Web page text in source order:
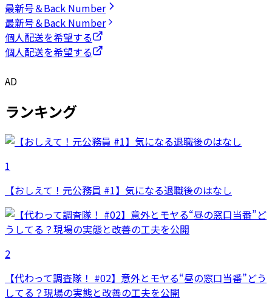
最新号＆Back Number
最新号＆Back Number
個人配送を希望する
個人配送を希望する
AD
ランキング
1
【おしえて！元公務員 #1】気になる退職後のはなし
2
【代わって調査隊！ #02】意外とモヤる“昼の窓口当番”どう
してる？現場の実態と改善の工夫を公開